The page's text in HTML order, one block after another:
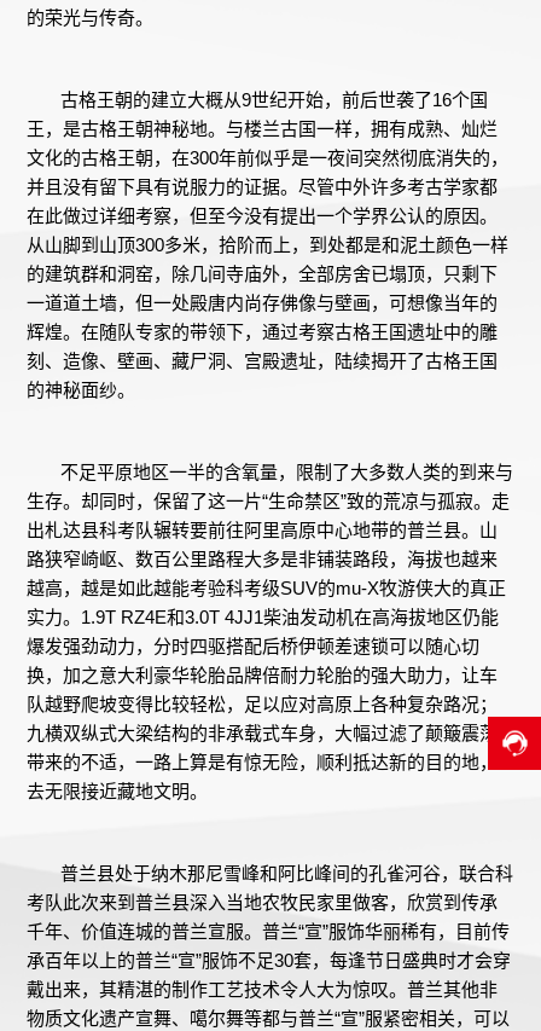
的荣光与传奇。
古格王朝的建立大概从9世纪开始，前后世袭了16个国
王，是古格王朝神秘地。与楼兰古国一样，拥有成熟、灿烂
文化的古格王朝，在300年前似乎是一夜间突然彻底消失的，
并且没有留下具有说服力的证据。尽管中外许多考古学家都
在此做过详细考察，但至今没有提出一个学界公认的原因。
从山脚到山顶300多米，拾阶而上，到处都是和泥土颜色一样
的建筑群和洞窑，除几间寺庙外，全部房舍已塌顶，只剩下
一道道土墙，但一处殿唐内尚存佛像与壁画，可想像当年的
辉煌。在随队专家的带领下，通过考察古格王国遗址中的雕
刻、造像、壁画、藏尸洞、宫殿遗址，陆续揭开了古格王国
的神秘面纱。
不足平原地区一半的含氧量，限制了大多数人类的到来与
生存。却同时，保留了这一片“生命禁区”致的荒凉与孤寂。走
出札达县科考队辗转要前往阿里高原中心地带的普兰县。山
路狭窄崎岖、数百公里路程大多是非铺装路段，海拔也越来
越高，越是如此越能考验科考级SUV的mu-X牧游侠大的真正
实力。1.9T RZ4E和3.0T 4JJ1柴油发动机在高海拔地区仍能
爆发强劲动力，分时四驱搭配后桥伊顿差速锁可以随心切
换，加之意大利豪华轮胎品牌倍耐力轮胎的强大助力，让车
队越野爬坡变得比较轻松，足以应对高原上各种复杂路况；
九横双纵式大梁结构的非承载式车身，大幅过滤了颠簸震荡
带来的不适，一路上算是有惊无险，顺利抵达新的目的地，
去无限接近藏地文明。
普兰县处于纳木那尼雪峰和阿比峰间的孔雀河谷，联合科
考队此次来到普兰县深入当地农牧民家里做客，欣赏到传承
千年、价值连城的普兰宣服。普兰“宣”服饰华丽稀有，目前传
承百年以上的普兰“宣”服饰不足30套，每逢节日盛典时才会穿
戴出来，其精湛的制作工艺技术令人大为惊叹。普兰其他非
物质文化遗产宣舞、噶尔舞等都与普兰“宣”服紧密相关，可以